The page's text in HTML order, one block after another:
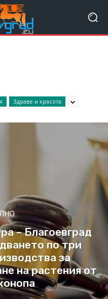
Здраве и красота
– Благоевград
по три
за
на растения от